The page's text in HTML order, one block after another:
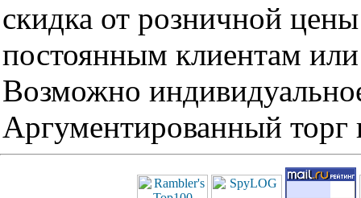
скидка от розничной
постоянным клиентам
Возможно
Аргументированный торг